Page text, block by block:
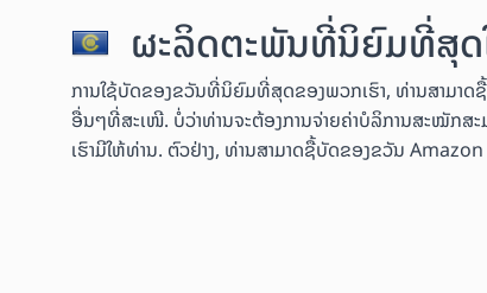
ຜະລິດຕະພັນທີ່ນິຍົມທີ່ສຸດ
ການໃຊ້ບັດຂອງຂວັນທີ່ນິຍົມທີ່ສຸດຂອງພວກເຮົາ, ທ່ານສາມາດ
ອື່ນໆທີ່ສະເໜີ. ບໍ່ວ່າທ່ານຈະຕ້ອງການຈ່າຍຄ່າບໍລິການສະໝັກສ
ເຮົາມີໃຫ້ທ່ານ. ຕົວຢ່າງ, ທ່ານສາມາດຊື້ບັດຂອງຂວັນ